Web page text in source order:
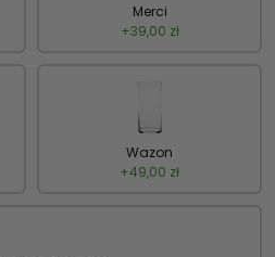
Merci
+39,00 zł
Wazon
+49,00 zł